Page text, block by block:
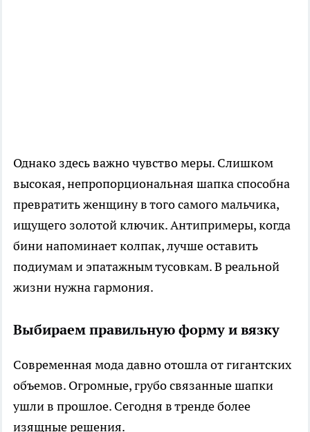
Однако здесь важно чувство меры. Слишком
высокая, непропорциональная шапка способна
превратить женщину в того самого мальчика,
ищущего золотой ключик. Антипримеры, когда
бини напоминает колпак, лучше оставить
подиумам и эпатажным тусовкам. В реальной
жизни нужна гармония.
Выбираем правильную форму и вязку
Современная мода давно отошла от гигантских
объемов. Огромные, грубо связанные шапки
ушли в прошлое. Сегодня в тренде более
изящные решения.